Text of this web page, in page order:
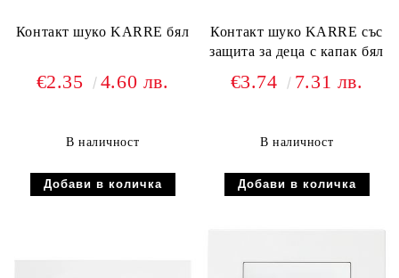
Контакт шуко KARRE бял
€2.35 4.60 лв.
В наличност
Контакт шуко KARRE със
защита за деца с капак бял
€3.74 7.31 лв.
В наличност